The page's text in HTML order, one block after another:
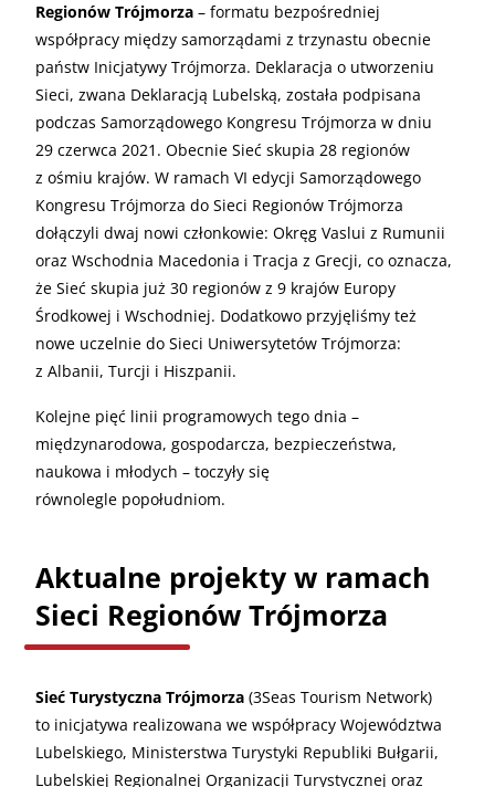
Regionów Trójmorza – formatu bezpośredniej
współpracy między samorządami z trzynastu obecnie
państw Inicjatywy Trójmorza. Deklaracja o utworzeniu
Sieci, zwana Deklaracją Lubelską, została podpisana
podczas Samorządowego Kongresu Trójmorza w dniu
29 czerwca 2021. Obecnie Sieć skupia 28 regionów
z ośmiu krajów. W ramach VI edycji Samorządowego
Kongresu Trójmorza do Sieci Regionów Trójmorza
dołączyli dwaj nowi członkowie: Okręg Vaslui z Rumunii
oraz Wschodnia Macedonia i Tracja z Grecji, co oznacza,
że Sieć skupia już 30 regionów z 9 krajów Europy
Środkowej i Wschodniej. Dodatkowo przyjęliśmy też
nowe uczelnie do Sieci Uniwersytetów Trójmorza:
z Albanii, Turcji i Hiszpanii.
Kolejne pięć linii programowych tego dnia –
międzynarodowa, gospodarcza, bezpieczeństwa,
naukowa i młodych – toczyły się
równolegle popołudniom.
Aktualne projekty w ramach
Sieci Regionów Trójmorza
Sieć Turystyczna Trójmorza (3Seas Tourism Network)
to inicjatywa realizowana we współpracy Województwa
Lubelskiego, Ministerstwa Turystyki Republiki Bułgarii,
Lubelskiej Regionalnej Organizacji Turystycznej oraz